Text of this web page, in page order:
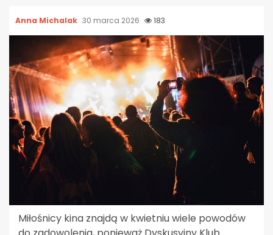
Anna Michalak 30 marca 2026 183
Miłośnicy kina znajdą w kwietniu wiele powodów